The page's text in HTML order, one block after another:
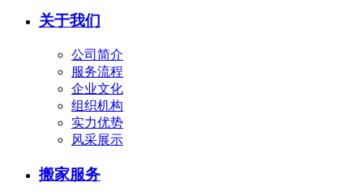
关于我们
公司简介
服务流程
企业文化
组织机构
实力优势
风采展示
搬家服务